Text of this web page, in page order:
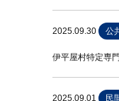
2025.09.30 公
伊平屋村特定専
2025.09.01 民